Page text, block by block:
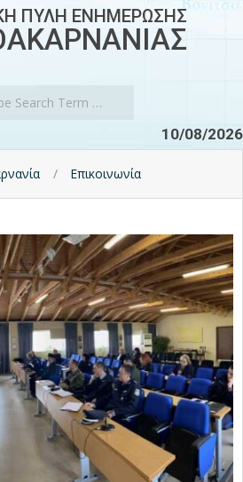
ΠΥΛΗ ΕΝΗΜΕΡΩΣΗΣ
10/08/2026
Επικοινωνία